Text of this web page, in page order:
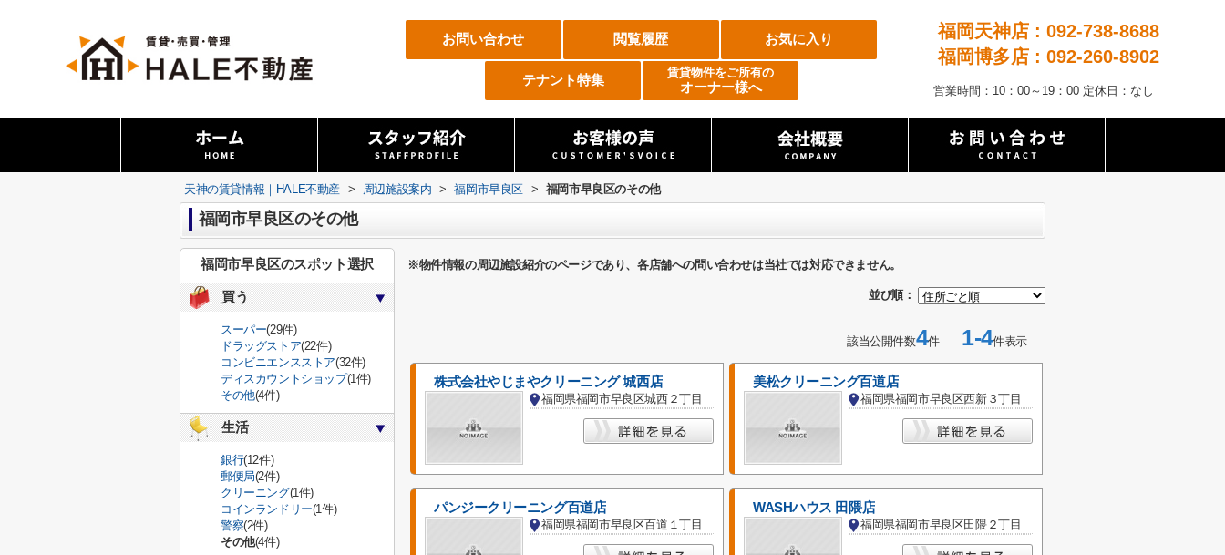
お問い合わせ 閲覧履歴 お気に入り
テナント特集 賃貸物件をご所有の
オーナー様へ
福岡天神店 : 092-738-8688
福岡博多店 : 092-260-8902
営業時間：10：00～19：00 定休日：なし
天神の賃貸情報｜HALE不動産 > 周辺施設案内 > 福岡市早良区 > 福岡市早良区のその他
福岡市早良区のその他
※物件情報の周辺施設紹介のページであり、各店舗への問い合わせは当社では対応できません。
並び順：
該当公開件数4件1-4件表示
株式会社やじまやクリーニング 城西店
福岡県福岡市早良区城西２丁目
美松クリーニング百道店
福岡県福岡市早良区西新３丁目
パンジークリーニング百道店
福岡県福岡市早良区百道１丁目
WASHハウス 田隈店
福岡県福岡市早良区田隈２丁目
福岡市早良区のスポット選択
買う
スーパー(29件)
ドラッグストア(22件)
コンビニエンスストア(32件)
ディスカウントショップ(1件)
その他(4件)
生活
銀行(12件)
郵便局(2件)
クリーニング(1件)
コインランドリー(1件)
警察(2件)
その他(4件)